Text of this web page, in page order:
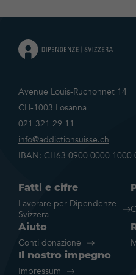
Avenue Louis-Ruchonnet 14
CH-1003 Losanna
021 321 29 11
info@addictionsuisse.ch
IBAN: CH63 0900 0000 1000
Fatti e cifre
Lavorare per Dipendenze
Svizzera
Aiuto
Conti donazione
Il nostro impegno
Impressum